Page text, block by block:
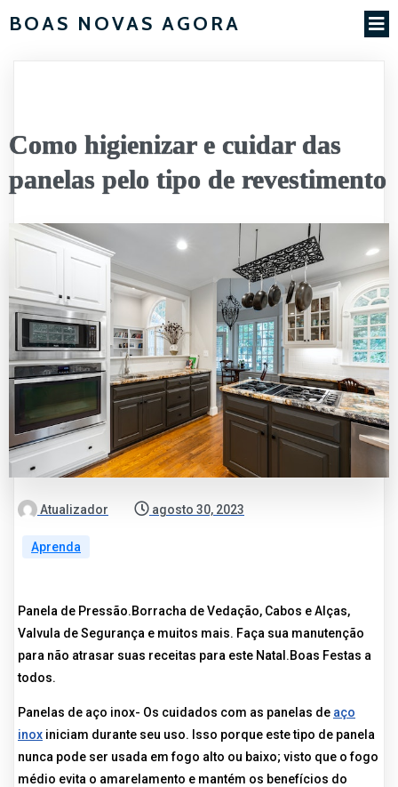
BOAS NOVAS AGORA
Como higienizar e cuidar das
panelas pelo tipo de revestimento
Atualizador agosto 30, 2023
Aprenda
Panela de Pressão.Borracha de Vedação, Cabos e Alças,
Valvula de Segurança e muitos mais. Faça sua manutenção
para não atrasar suas receitas para este Natal.Boas Festas a
todos.
Panelas de aço inox- Os cuidados com as panelas de aço
inox iniciam durante seu uso. Isso porque este tipo de panela
nunca pode ser usada em fogo alto ou baixo; visto que o fogo
médio evita o amarelamento e mantém os benefícios do